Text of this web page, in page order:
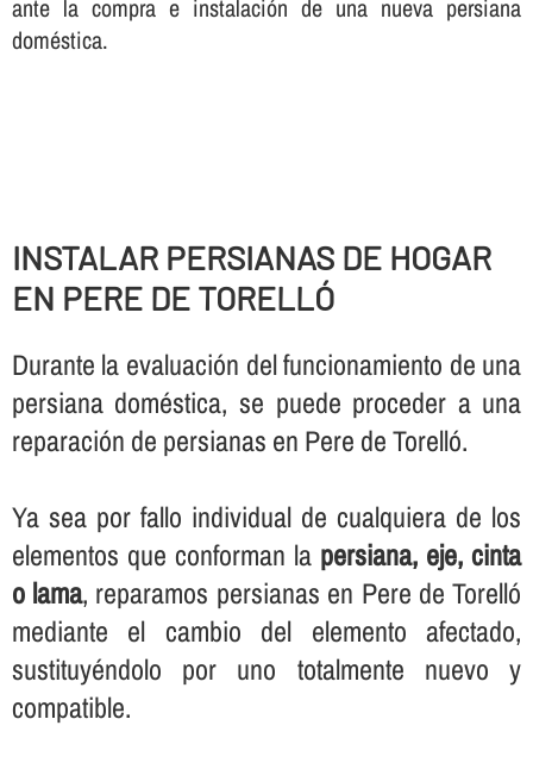
ante la compra e instalación de una nueva persiana
doméstica.
INSTALAR PERSIANAS DE HOGAR
EN PERE DE TORELLÓ
Durante la evaluación del funcionamiento de una
persiana doméstica, se puede proceder a una
reparación de persianas en Pere de Torelló.
Ya sea por fallo individual de cualquiera de los
elementos que conforman la persiana, eje, cinta
o lama, reparamos persianas en Pere de Torelló
mediante el cambio del elemento afectado,
sustituyéndolo por uno totalmente nuevo y
compatible.